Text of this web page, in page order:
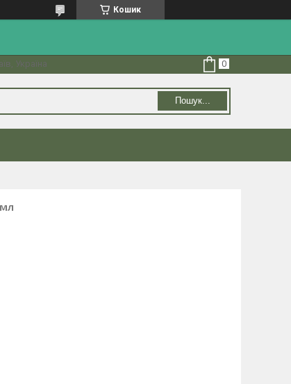
Кошик
Україна
Пошук...